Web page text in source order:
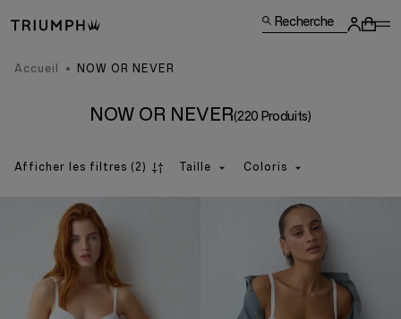
Recherche
Accueil NOW OR NEVER
NOW OR NEVER(220 Produits)
Afficher les filtres (2) Taille Coloris